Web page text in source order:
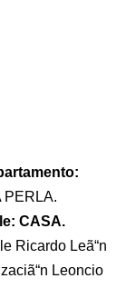
PERLA.
CASA.
Ricardo Leã“n
Leoncio